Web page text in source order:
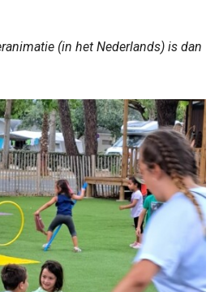
(in het Nederlands) is dan